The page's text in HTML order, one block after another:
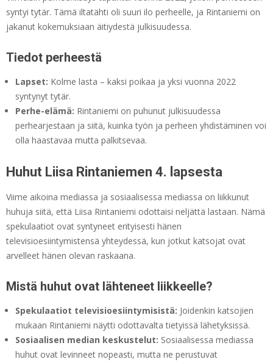
syntyi tytär. Tämä iltatähti oli suuri ilo perheelle, ja Rintaniemi on
jakanut kokemuksiaan äitiydestä julkisuudessa.
Tiedot perheestä
Lapset: Kolme lasta – kaksi poikaa ja yksi vuonna 2022
syntynyt tytär.
Perhe-elämä: Rintaniemi on puhunut julkisuudessa
perhearjestaan ja siitä, kuinka työn ja perheen yhdistäminen voi
olla haastavaa mutta palkitsevaa.
Huhut Liisa Rintaniemen 4. lapsesta
Viime aikoina mediassa ja sosiaalisessa mediassa on liikkunut
huhuja siitä, että Liisa Rintaniemi odottaisi neljättä lastaan. Nämä
spekulaatiot ovat syntyneet erityisesti hänen
televisioesiintymistensä yhteydessä, kun jotkut katsojat ovat
arvelleet hänen olevan raskaana.
Mistä huhut ovat lähteneet liikkeelle?
Spekulaatiot televisioesiintymisistä: Joidenkin katsojien
mukaan Rintaniemi näytti odottavalta tietyissä lähetyksissä.
Sosiaalisen median keskustelut: Sosiaalisessa mediassa
huhut ovat levinneet nopeasti, mutta ne perustuvat